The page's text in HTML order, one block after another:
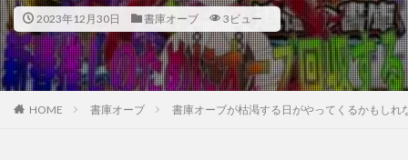
2023年12月30日 書庫オーブ 3ビュー
HOME 書庫オーブ 書庫オーブが枯渇する日がやってくるかもしれ